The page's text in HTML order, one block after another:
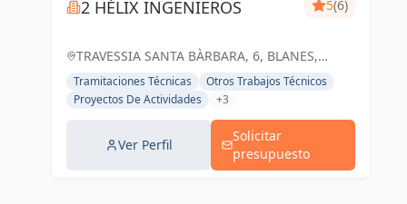
2 HÉLIX INGENIEROS 5(6)
TRAVESSIA SANTA BÀRBARA, 6, BLANES,
ESPAÑA, España
Tramitaciones Técnicas
Otros Trabajos Técnicos
Proyectos De Actividades
+3
Ver Perfil
Solicitar
presupuesto